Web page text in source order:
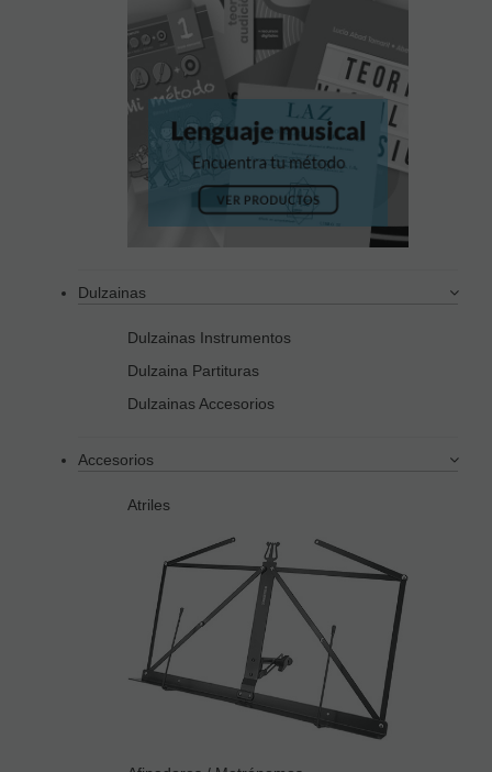
Dulzainas
Dulzainas Instrumentos
Dulzaina Partituras
Dulzainas Accesorios
Accesorios
Atriles